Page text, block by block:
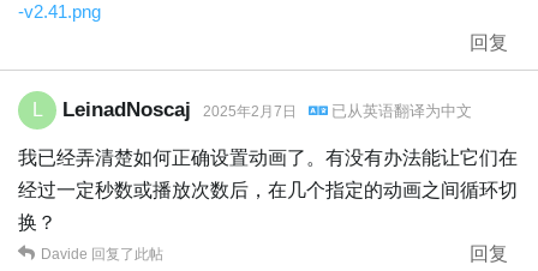
-v2.41.png
回复
LeinadNoscaj 2025年2月7日 已从英语翻译为中文
我已经弄清楚如何正确设置动画了。有没有办法能让它们在
经过一定秒数或播放次数后，在几个指定的动画之间循环切
换？
回复
Davide 回复了此帖